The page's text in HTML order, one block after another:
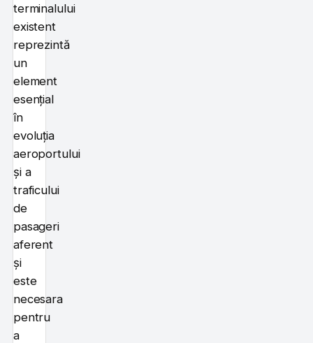
terminalului
existent
reprezintă
un
element
esențial
în
evoluția
aeroportului
și a
traficului
de
pasageri
aferent
și
este
necesara
pentru
a